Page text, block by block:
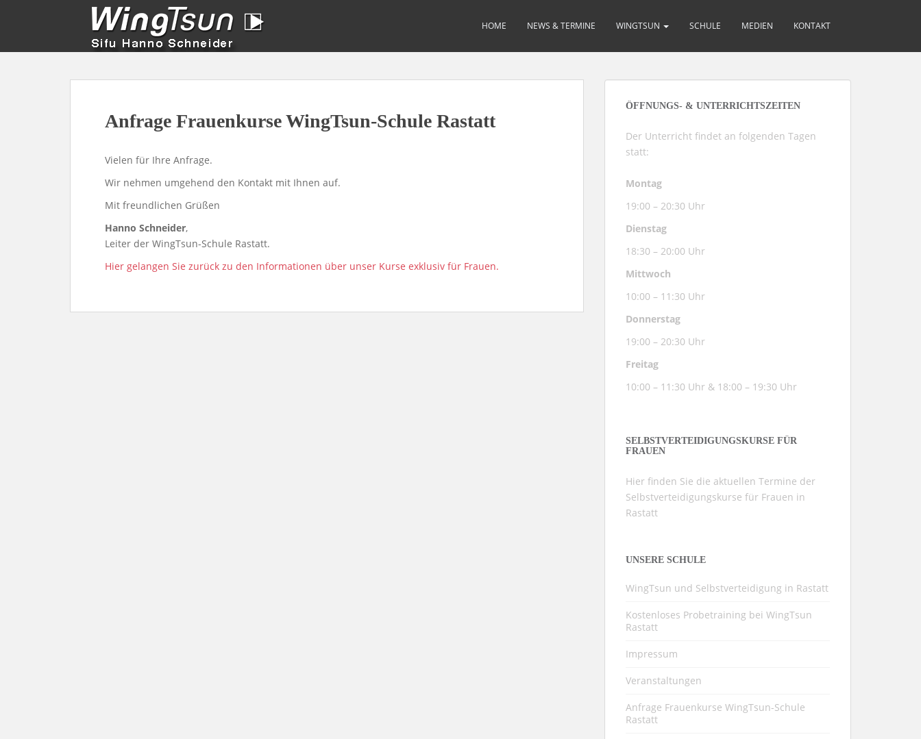
HOME NEWS & TERMINE WINGTSUN SCHULE MEDIEN KONTAKT
Anfrage Frauenkurse WingTsun-Schule Rastatt
Vielen für Ihre Anfrage.
Wir nehmen umgehend den Kontakt mit Ihnen auf.
Mit freundlichen Grüßen
Hanno Schneider,
Leiter der WingTsun-Schule Rastatt.
Hier gelangen Sie zurück zu den Informationen über unser Kurse exklusiv für Frauen.
ÖFFNUNGS- & UNTERRICHTSZEITEN
Der Unterricht findet an folgenden Tagen
statt:
Montag
19:00 – 20:30 Uhr
Dienstag
18:30 – 20:00 Uhr
Mittwoch
10:00 – 11:30 Uhr
Donnerstag
19:00 – 20:30 Uhr
Freitag
10:00 – 11:30 Uhr & 18:00 – 19:30 Uhr
SELBSTVERTEIDIGUNGSKURSE FÜR
FRAUEN
Hier finden Sie die aktuellen Termine der
Selbstverteidigungskurse für Frauen in
Rastatt
UNSERE SCHULE
WingTsun und Selbstverteidigung in Rastatt
Kostenloses Probetraining bei WingTsun
Rastatt
Impressum
Veranstaltungen
Anfrage Frauenkurse WingTsun-Schule
Rastatt